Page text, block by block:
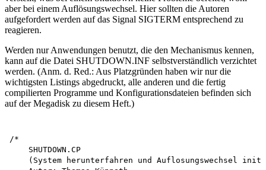
aber bei einem Auflösungswechsel. Hier sollten die Autoren
aufgefordert werden auf das Signal SIGTERM entsprechend zu
reagieren.
Werden nur Anwendungen benutzt, die den Mechanismus kennen,
kann auf die Datei SHUTDOWN.INF selbstverständlich verzichtet
werden. (Anm. d. Red.: Aus Platzgründen haben wir nur die
wichtigsten Listings abgedruckt, alle anderen und die fertig
compilierten Programme und Konfigurationsdateien befinden sich
auf der Megadisk zu diesem Heft.)
/*
    SHUTDOWN.CP
(System herunterfahren und Auflosungswechsel